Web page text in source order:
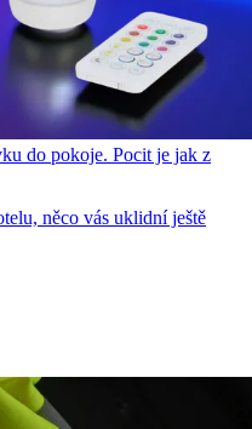
do pokoje. Pocit je jak z
něco vás uklidní ještě